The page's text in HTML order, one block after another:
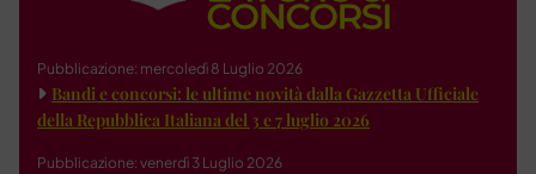
Pubblicazione: mercoledì 8 Luglio 2026
Bandi e concorsi: le ultime novità dalla Gazzetta Ufficiale
della Repubblica Italiana del 3 e 7 luglio 2026
Pubblicazione: venerdì 3 Luglio 2026